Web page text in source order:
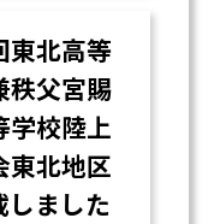
東北高等
秩父宮賜
学校陸上
東北地区
しました